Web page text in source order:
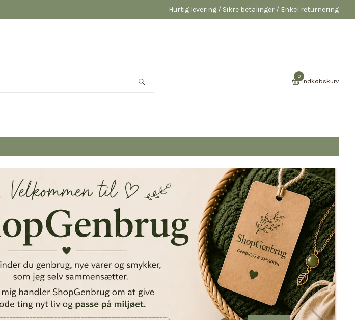
Hurtig levering / Sikre betalinger / Enkel returnering
0
Indkøbskurv